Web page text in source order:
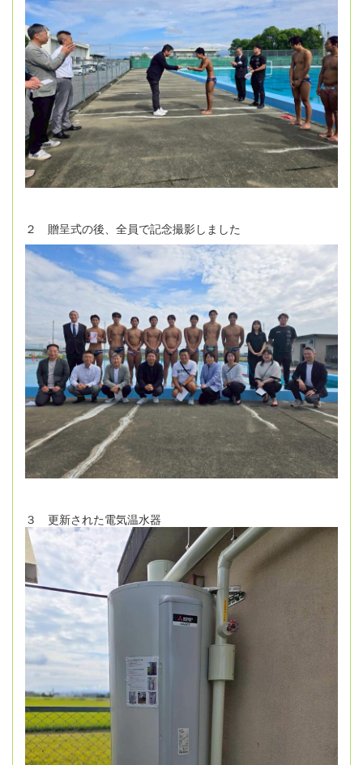
２ 贈呈式の後、全員で記念撮影しました
３ 更新された電気温水器